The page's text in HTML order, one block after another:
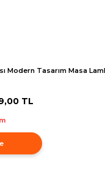
Modern Tasarım Masa
TL